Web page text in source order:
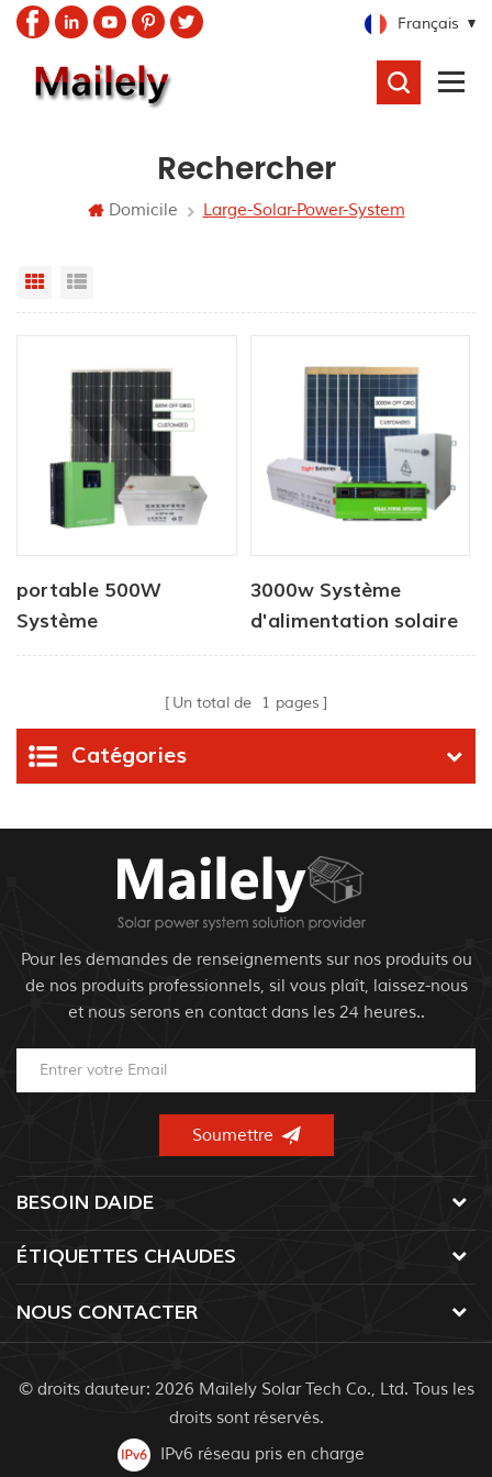
Français
Rechercher
Domicile Large-Solar-Power-System
Grid View
portable 500W
Système
d'alimentation solaire
3000w Système
d'alimentation solaire
sur le toit de la grille
Un total de 1 pages
Catégories
Pour les demandes de renseignements sur nos produits ou
de nos produits professionnels, sil vous plaît, laissez-nous
et nous serons en contact dans les 24 heures..
BESOIN DAIDE
ÉTIQUETTES CHAUDES
NOUS CONTACTER
© droits dauteur: 2026 Mailely Solar Tech Co., Ltd. Tous les
droits sont réservés.
IPv6 réseau pris en charge